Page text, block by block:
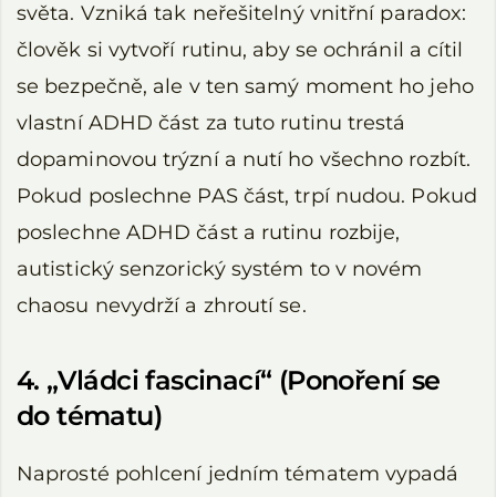
světa. Vzniká tak neřešitelný vnitřní paradox:
člověk si vytvoří rutinu, aby se ochránil a cítil
se bezpečně, ale v ten samý moment ho jeho
vlastní ADHD část za tuto rutinu trestá
dopaminovou trýzní a nutí ho všechno rozbít.
Pokud poslechne PAS část, trpí nudou. Pokud
poslechne ADHD část a rutinu rozbije,
autistický senzorický systém to v novém
chaosu nevydrží a zhroutí se.
4. „Vládci fascinací“ (Ponoření se
do tématu)
Naprosté pohlcení jedním tématem vypadá